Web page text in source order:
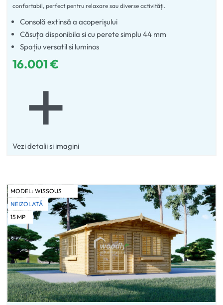
confortabil, perfect pentru relaxare sau diverse activități.
Consolă extinsă a acoperișului
Căsuța disponibila si cu perete simplu 44 mm
Spațiu versatil si luminos
16.001 €
Vezi detalii si imagini
NEIZOLATĂ
MODEL: WISSOUS
15 MP